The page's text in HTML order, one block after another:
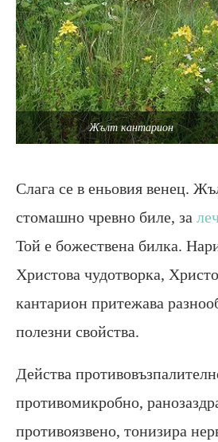
Жълт кантарион
Слага се в еньовия венец.
стомашно чревно биле, за
Той е божествена билка.
Христова чудотворка,
кантарион притежава
полезни свойства.
Действа
противомикробно,
противоязвено, тонизира